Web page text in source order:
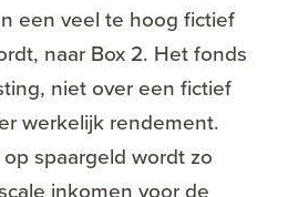
een veel te hoog fictief
naar Box 2. Het fonds
niet over een fictief
werkelijk rendement.
spaargeld wordt zo
inkomen voor de